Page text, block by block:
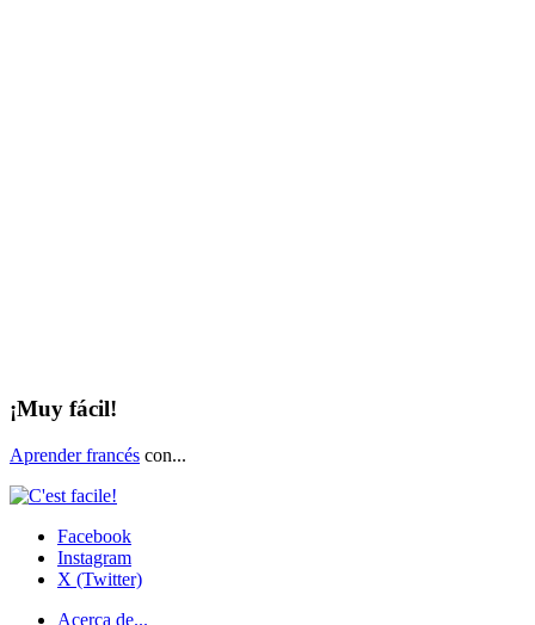
¡Muy fácil!
Aprender francés con...
Facebook
Instagram
X (Twitter)
Acerca de...